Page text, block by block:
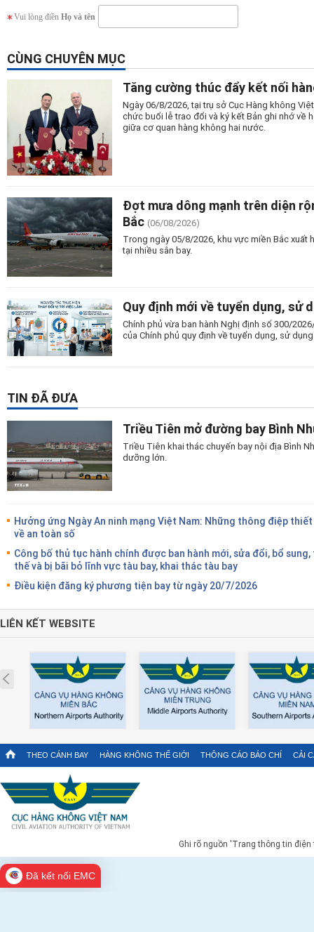
Vui lòng điền Họ và tên
CÙNG CHUYÊN MỤC
Tăng cường thúc đẩy kết nối
Ngày 06/8/2026, tại trụ sở Cục Hàng không
chức buổi lễ trao đổi và ký kết Bản ghi nhớ về
giữa cơ quan hàng không hai nước.
Đợt mưa dông mạnh trên diện
Bắc (06/08/2026)
Trong ngày 05/8/2026, khu vực miền Bắc
tại nhiều sân bay.
Quy định mới về tuyển dụng, sử
Chính phủ vừa ban hành Nghị định số 300/
của Chính phủ quy định về tuyển dụng, sử
TIN ĐÃ ĐƯA
Triều Tiên mở đường bay Bình
Triều Tiên khai thác chuyến bay nội địa Bình
dưỡng lớn.
Hưởng ứng Ngày An ninh mạng Việt Nam: Những thông điệp
về an toàn số
Công bố thủ tục hành chính được ban hành mới, sửa đổi, bổ sung,
thế và bị bãi bỏ lĩnh vực tàu bay, khai thác tàu bay
Điều kiện đăng ký phương tiện bay từ ngày 20/7/2026
LIÊN KẾT WEBSITE
Prev
THEO CÁNH BAY HÀNG KHÔNG THẾ GIỚI THÔNG CÁO BÁO CHÍ CẢI
Ghi rõ nguồn 'Trang thông tin
Đã kết nối EMC